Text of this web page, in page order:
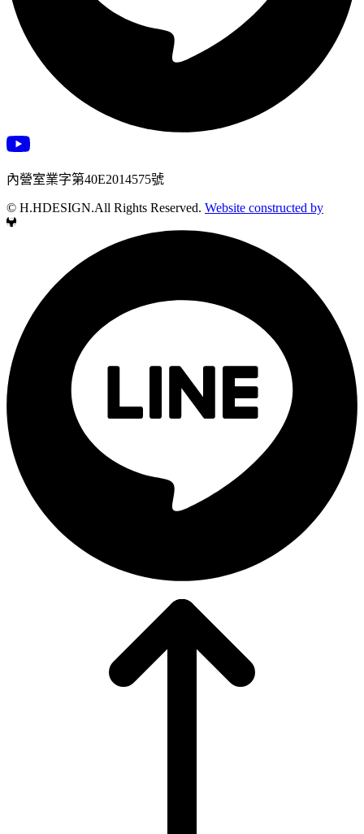
內營室業字第40E2014575號
© H.HDESIGN.All Rights Reserved. Website constructed by